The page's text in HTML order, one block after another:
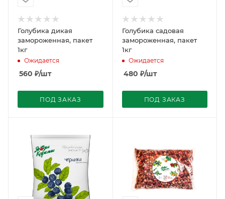
Голубика дикая
замороженная, пакет
1кг
Ожидается
560 ₽/шт
ПОД ЗАКАЗ
Голубика садовая
замороженная, пакет
1кг
Ожидается
480 ₽/шт
ПОД ЗАКАЗ